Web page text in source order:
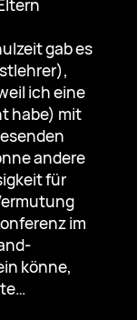
gab es
ich eine
habe) mit
andere
für
im
könne,